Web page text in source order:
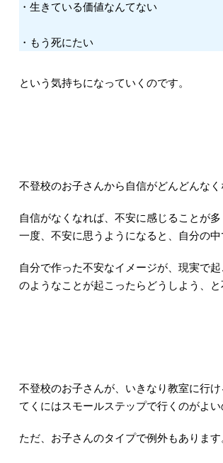
・生きている価値なんてない
・もう死にたい
という気持ちになっていくのです。
不登校のお子さんから自信がどんどんなく
自信がなくなれば、不安に感じることが多
一度、不安に思うようになると、自分の
自分で作った不安なイメージが、現実で
のようなことが起こったらどうしよう、と
不登校のお子さんが、いきなり教室に行
てくにはスモールステップで行くのがよい
ただ、お子さんのタイプで例外もあります